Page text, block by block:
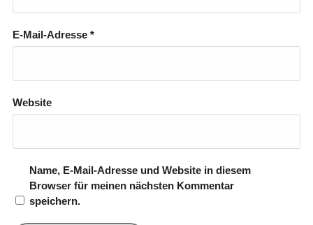
E-Mail-Adresse *
Website
Name, E-Mail-Adresse und Website in diesem
Browser für meinen nächsten Kommentar
speichern.